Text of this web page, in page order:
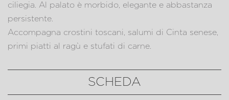
ciliegia. Al palato è morbido, elegante e abbastanza
persistente.
Accompagna crostini toscani, salumi di Cinta senese,
primi piatti al ragù e stufati di carne.
SCHEDA